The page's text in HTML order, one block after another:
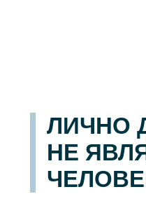
ЛИЧНО
НЕ